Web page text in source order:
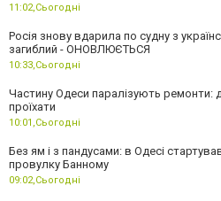
11:02,Сьогодні
Росія знову вдарила по судну з
загиблий - ОНОВЛЮЄТЬСЯ
10:33,Сьогодні
Частину Одеси паралізують ремонти:
проїхати
10:01,Сьогодні
Без ям і з пандусами: в Одесі
провулку Банному
09:02,Сьогодні